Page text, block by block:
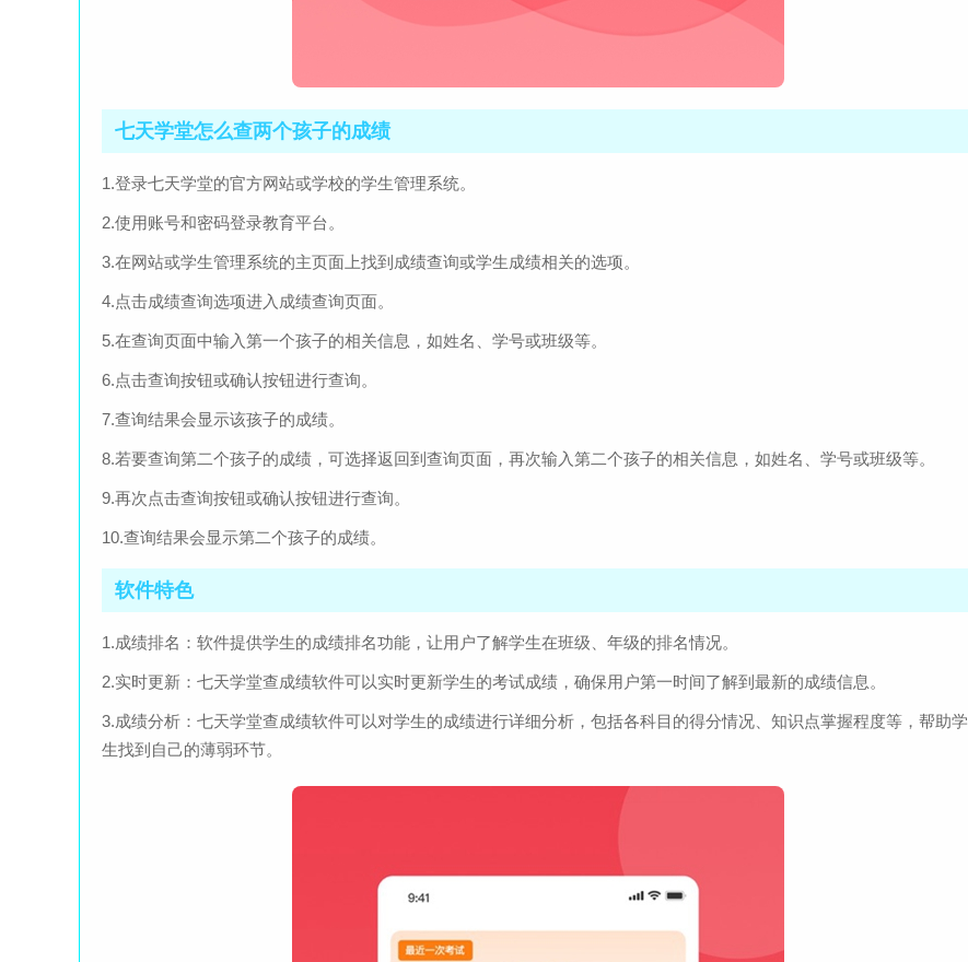
七天学堂怎么查两个孩子的成绩
1.登录七天学堂的官方网站或学校的学生管理系统。
2.使用账号和密码登录教育平台。
3.在网站或学生管理系统的主页面上找到成绩查询或学生成绩相关的选项。
4.点击成绩查询选项进入成绩查询页面。
5.在查询页面中输入第一个孩子的相关信息，如姓名、学号或班级等。
6.点击查询按钮或确认按钮进行查询。
7.查询结果会显示该孩子的成绩。
8.若要查询第二个孩子的成绩，可选择返回到查询页面，再次输入第二个孩子的相关信息，如姓名、学号或班级等。
9.再次点击查询按钮或确认按钮进行查询。
10.查询结果会显示第二个孩子的成绩。
软件特色
1.成绩排名：软件提供学生的成绩排名功能，让用户了解学生在班级、年级的排名情况。
2.实时更新：七天学堂查成绩软件可以实时更新学生的考试成绩，确保用户第一时间了解到最新的成绩信息。
3.成绩分析：七天学堂查成绩软件可以对学生的成绩进行详细分析，包括各科目的得分情况、知识点掌握程度等，帮助学
生找到自己的薄弱环节。